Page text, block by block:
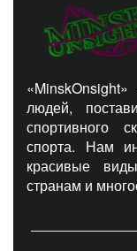
людей,
спортивного
спорта. Нам
красивые
странам и